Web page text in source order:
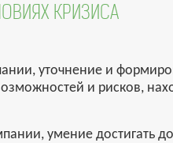
КРИЗИСА
уточнение и
и рисков,
умение достигать